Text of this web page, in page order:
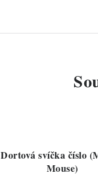
Dortová svíčka číslo
Mouse)